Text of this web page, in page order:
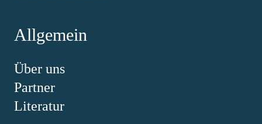
Allgemein
Über uns
Partner
Literatur